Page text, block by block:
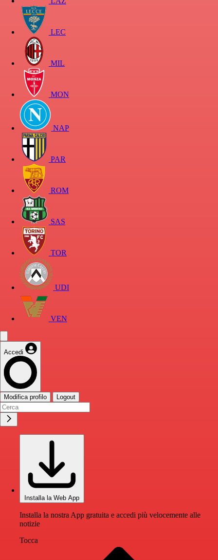
LEC
MIL
MON
NAP
PAR
ROM
SAS
TOR
UDI
VEN
Accedi
Modifica profilo Logout
Installa la Web App
Installa la nostra App gratuita e accedi più velocemente alle
notizie
Tocca